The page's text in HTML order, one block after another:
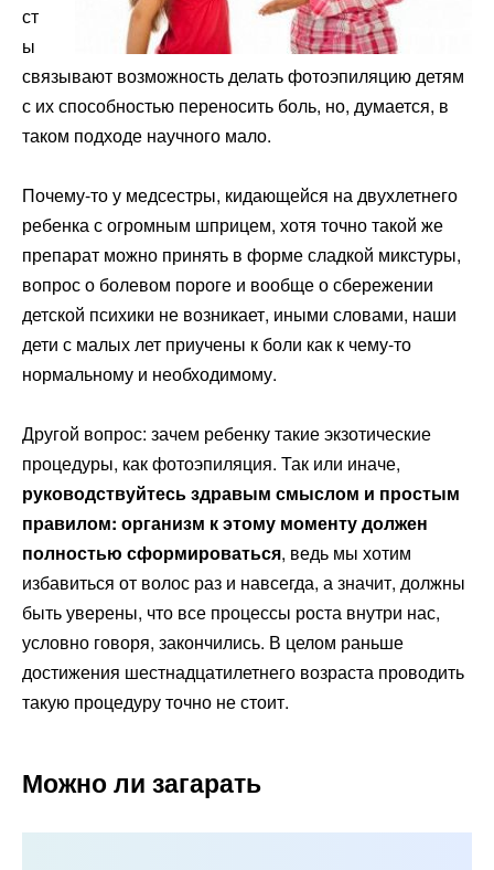
ст
ы
связывают возможность делать фотоэпиляцию детям
с их способностью переносить боль, но, думается, в
таком подходе научного мало.
Почему-то у медсестры, кидающейся на двухлетнего
ребенка с огромным шприцем, хотя точно такой же
препарат можно принять в форме сладкой микстуры,
вопрос о болевом пороге и вообще о сбережении
детской психики не возникает, иными словами, наши
дети с малых лет приучены к боли как к чему-то
нормальному и необходимому.
Другой вопрос: зачем ребенку такие экзотические
процедуры, как фотоэпиляция. Так или иначе,
руководствуйтесь здравым смыслом и простым
правилом: организм к этому моменту должен
полностью сформироваться, ведь мы хотим
избавиться от волос раз и навсегда, а значит, должны
быть уверены, что все процессы роста внутри нас,
условно говоря, закончились. В целом раньше
достижения шестнадцатилетнего возраста проводить
такую процедуру точно не стоит.
Можно ли загарать